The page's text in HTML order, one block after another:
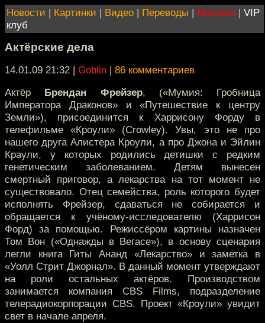
Новости | Картинки | Видео | Переводы | Магазин | VIP
клуб
Актёрские дела
14.01.09 21:32 | Goblin | 86 комментариев
Актёр Брендан Фрейзер, («Мумия: Гробница
Императора Драконов» и «Путешествие к центру
Земли»), присоединится к Харрисону Форду в
телефильме «Кроули» (Crowley). Увы, это не про
нашего друга Алистера Кроули, а про Джона и Эйлин
Краули, у которых родились детишки с редким
генетическим заболеванием. Детям вынесен
смертный приговор, а лекарства на тот момент не
существовало. Отец семейства, роль которого будет
исполнять Фрейзер, сдаваться не собирается и
обращается к учёному-исследователю (Харрисон
Форд) за помощью. Режиссёром картины назначен
Том Вон («Однажды в Вегасе»), в основу сценария
легли книга Гиты Ананд «Лекарство» и заметка в
«Уолл Стрит Джорнал». В данный момент утверждают
на роли остальных актёров. Производством
занимается компания CBS Films, подразделение
телерадиокорпорации CBS. Проект «Кроули» увидит
свет в начале апреля.